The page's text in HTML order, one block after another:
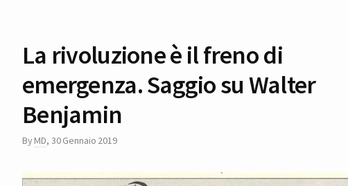
La rivoluzione è il freno di
emergenza. Saggio su Walter
Benjamin
ByMD, 30 Gennaio 2019